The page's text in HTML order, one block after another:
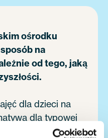
ośrodku
na
od tego, jaką
dla dzieci na
dla typowej
przy tym